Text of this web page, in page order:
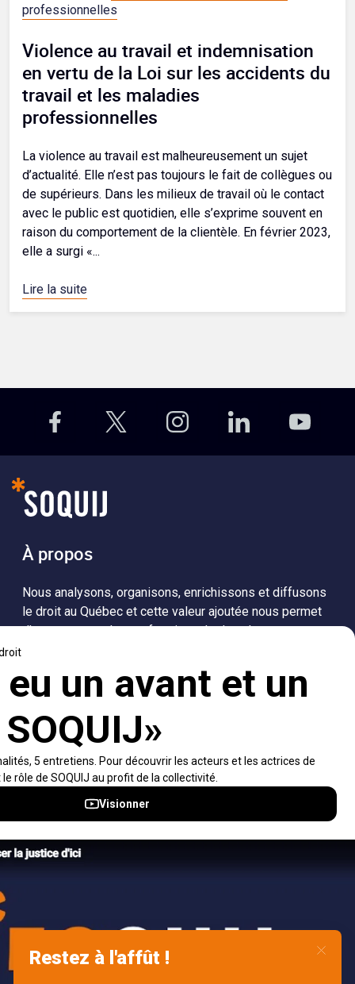
professionnelles
Violence au travail et indemnisation
en vertu de la Loi sur les accidents du
travail et les maladies
professionnelles
La violence au travail est malheureusement un sujet
d’actualité. Elle n’est pas toujours le fait de collègues ou
de supérieurs. Dans les milieux de travail où le contact
avec le public est quotidien, elle s’exprime souvent en
raison du comportement de la clientèle. En février 2023,
elle a surgi «...
Lire la suite
À propos
Nous analysons, organisons, enrichissons et diffusons
le droit au Québec et cette valeur ajoutée nous permet
d’accompagner les professionnels dans leurs
population dans sa compréhension du droit.
Accès rapides
À propos
Nétiquette
Notifications et fils RSS
Accès à l’information